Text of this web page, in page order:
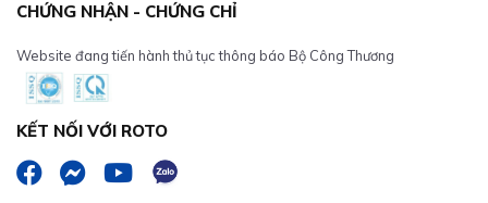
CHỨNG NHẬN - CHỨNG CHỈ
Website đang tiến hành thủ tục thông báo Bộ Công Thương
KẾT NỐI VỚI ROTO